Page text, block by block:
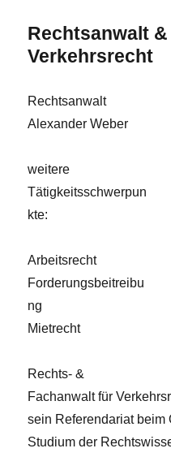
Rechtsanwalt
Verkehrsrecht
Rechtsanwalt
Alexander Weber
weitere
Tätigkeitsschwerpun
kte:
Arbeitsrecht
Forderungsbeitreibu
ng
Mietrecht
Rechts- &
Fachanwalt für
sein Referendariat beim
Studium der